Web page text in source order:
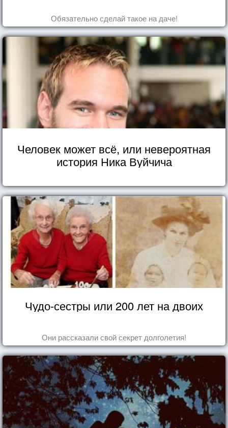
Обязательно сделай такое на даче!
Человек может всё, или невероятная
история Ника Вуйчича
Чудо-сестры или 200 лет на двоих
Они рассказали свой секрет долголетия!